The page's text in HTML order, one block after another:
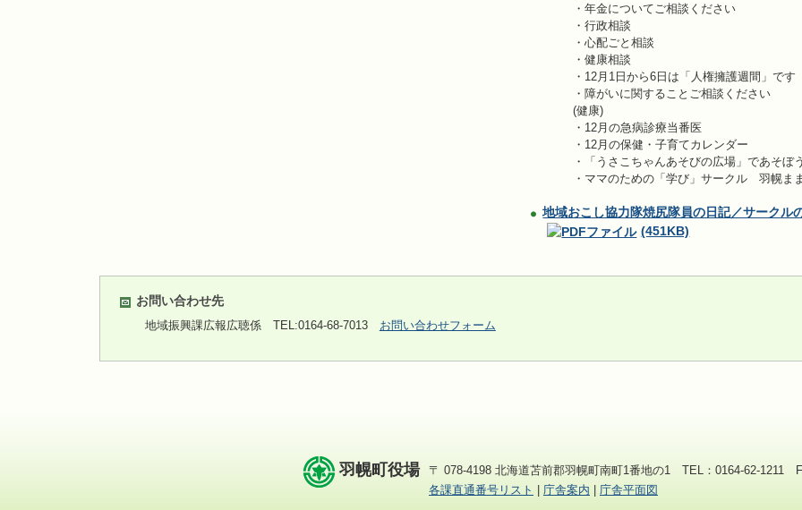
・年金についてご相談ください
・行政相談
・心配ごと相談
・健康相談
・12月1日から6日は「人権擁護週間」です
・障がいに関することご相談ください
(健康)
・12月の急病診療当番医
・12月の保健・子育てカレンダー
・「うさこちゃんあそびの広場」であそぼう
・ママのための「学び」サークル 羽幌ま
地域おこし協力隊焼尻隊員の日記／サークル
(451KB)
お問い合わせ先
地域振興課広報広聴係TEL:0164-68-7013 お問い合わせフォーム
羽幌町役場
〒 078-4198 北海道苫前郡羽幌町南町1番地の1 TEL：0164-62-1211
各課直通番号リスト
庁舎案内 庁舎平面図